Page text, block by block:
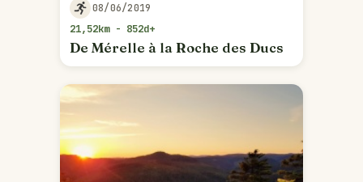
08/06/2019
21,52km - 852d+
De Mérelle à la Roche des Ducs